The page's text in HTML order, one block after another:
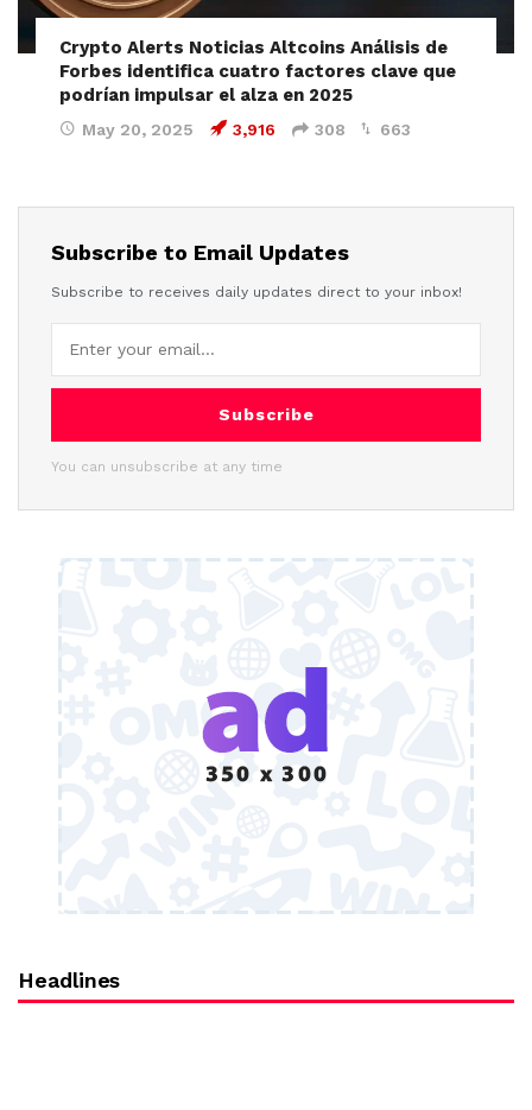
Crypto Alerts Noticias Altcoins Análisis de
Forbes identifica cuatro factores clave que
podrían impulsar el alza en 2025
May 20, 2025 3,916 308 663
Subscribe to Email Updates
Subscribe to receives daily updates direct to your inbox!
Subscribe
You can unsubscribe at any time
Headlines